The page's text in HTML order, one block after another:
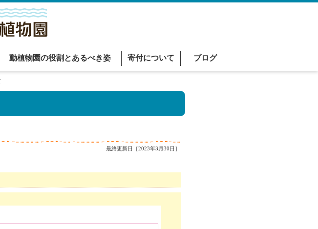
動植物園の役割とあるべき姿 寄付について ブログ
最終更新日［2023年3月30日］